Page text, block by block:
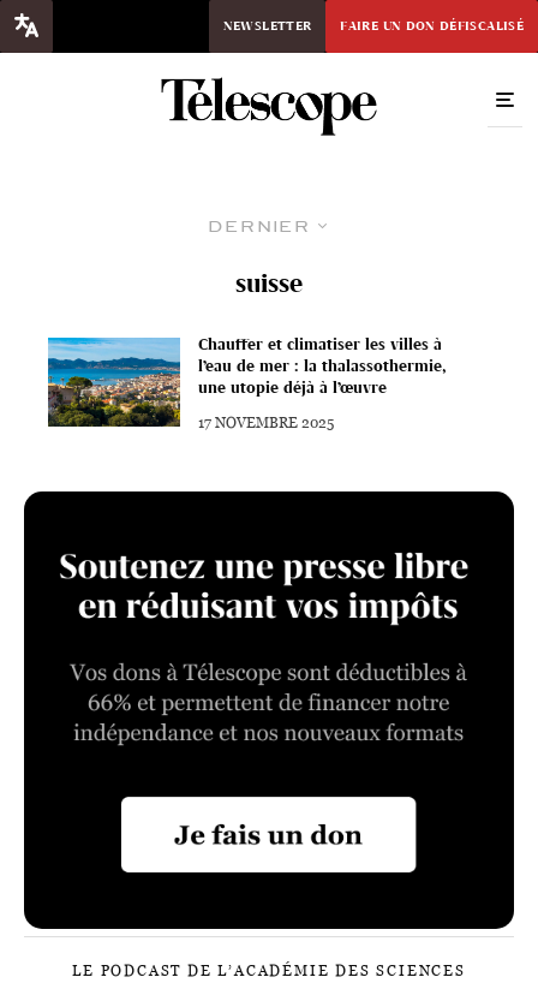
NEWSLETTER FAIRE UN DON DÉFISCALISÉ
Dernier
suisse
Chauffer et climatiser les villes à
l’eau de mer : la thalassothermie,
une utopie déjà à l’œuvre
17 NOVEMBRE 2025
LE PODCAST DE L’ACADÉMIE DES SCIENCES